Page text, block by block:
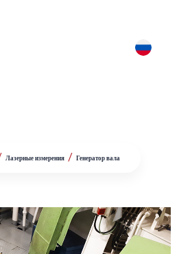
Лазерные измерения / Генератор вала